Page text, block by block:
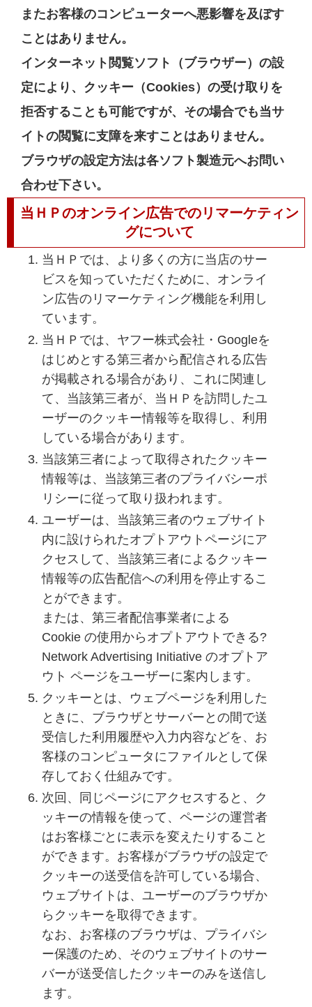
またお客様のコンピューターへ悪影響を及ぼす
ことはありません。
インターネット閲覧ソフト（ブラウザー）の設
定により、クッキー（Cookies）の受け取りを
拒否することも可能ですが、その場合でも当サ
イトの閲覧に支障を来すことはありません。
ブラウザの設定方法は各ソフト製造元へお問い
合わせ下さい。
当ＨＰのオンライン広告でのリマーケティン
グについて
当ＨＰでは、より多くの方に当店のサー
ビスを知っていただくために、オンライ
ン広告のリマーケティング機能を利用し
ています。
当ＨＰでは、ヤフー株式会社・Googleを
はじめとする第三者から配信される広告
が掲載される場合があり、これに関連し
て、当該第三者が、当ＨＰを訪問したユ
ーザーのクッキー情報等を取得し、利用
している場合があります。
当該第三者によって取得されたクッキー
情報等は、当該第三者のプライバシーポ
リシーに従って取り扱われます。
ユーザーは、当該第三者のウェブサイト
内に設けられたオプトアウトページにア
クセスして、当該第三者によるクッキー
情報等の広告配信への利用を停止するこ
とができます。
または、第三者配信事業者による
Cookie の使用からオプトアウトできる?
Network Advertising Initiative のオプトア
ウト ページをユーザーに案内します。
クッキーとは、ウェブページを利用した
ときに、ブラウザとサーバーとの間で送
受信した利用履歴や入力内容などを、お
客様のコンピュータにファイルとして保
存しておく仕組みです。
次回、同じページにアクセスすると、ク
ッキーの情報を使って、ページの運営者
はお客様ごとに表示を変えたりすること
ができます。お客様がブラウザの設定で
クッキーの送受信を許可している場合、
ウェブサイトは、ユーザーのブラウザか
らクッキーを取得できます。
なお、お客様のブラウザは、プライバシ
ー保護のため、そのウェブサイトのサー
バーが送受信したクッキーのみを送信し
ます。